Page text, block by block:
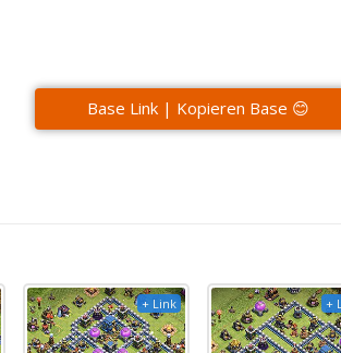
Base Link | Kopieren Base 😊
+ Link +